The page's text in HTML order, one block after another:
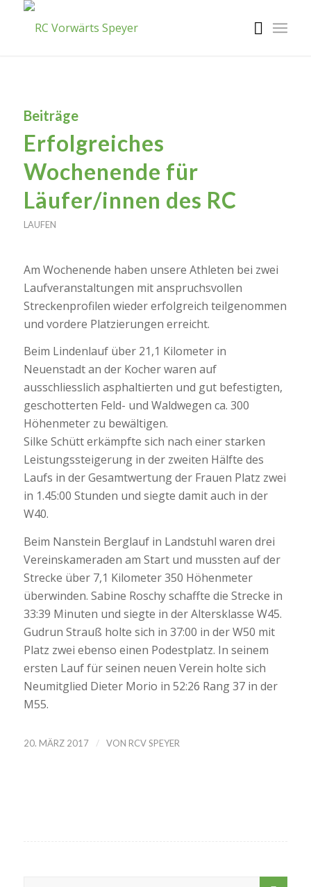
Beiträge
Erfolgreiches
Wochenende für
Läufer/innen des RC
LAUFEN
Am Wochenende haben unsere Athleten bei zwei
Laufveranstaltungen mit anspruchsvollen
Streckenprofilen wieder erfolgreich teilgenommen
und vordere Platzierungen erreicht.
Beim Lindenlauf über 21,1 Kilometer in
Neuenstadt an der Kocher waren auf
ausschliesslich asphaltierten und gut befestigten,
geschotterten Feld- und Waldwegen ca. 300
Höhenmeter zu bewältigen.
Silke Schütt erkämpfte sich nach einer starken
Leistungssteigerung in der zweiten Hälfte des
Laufs in der Gesamtwertung der Frauen Platz zwei
in 1.45:00 Stunden und siegte damit auch in der
W40.
Beim Nanstein Berglauf in Landstuhl waren drei
Vereinskameraden am Start und mussten auf der
Strecke über 7,1 Kilometer 350 Höhenmeter
überwinden. Sabine Roschy schaffte die Strecke in
33:39 Minuten und siegte in der Altersklasse W45.
Gudrun Strauß holte sich in 37:00 in der W50 mit
Platz zwei ebenso einen Podestplatz. In seinem
ersten Lauf für seinen neuen Verein holte sich
Neumitglied Dieter Morio in 52:26 Rang 37 in der
M55.
20. MÄRZ 2017 / VON RCV SPEYER